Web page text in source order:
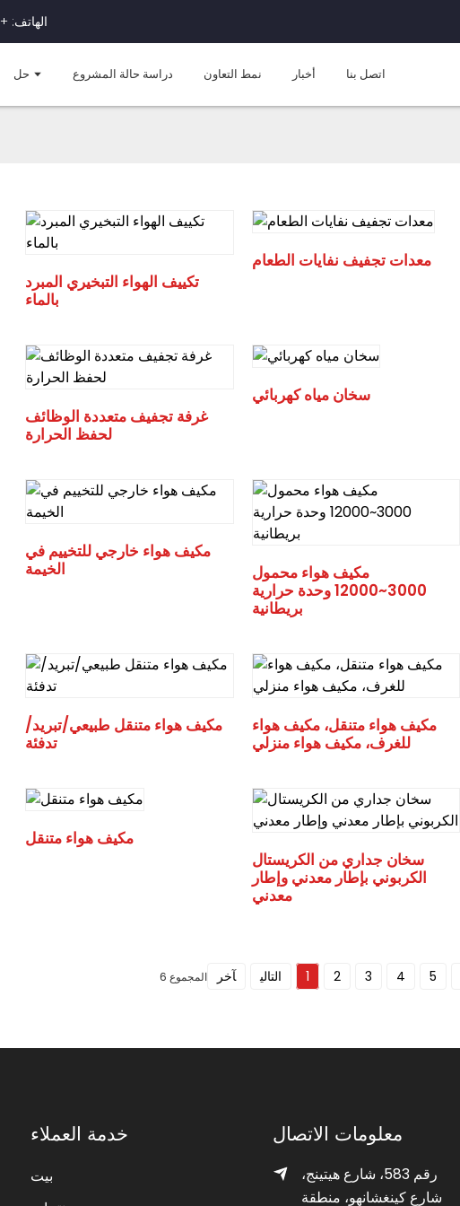
الهاتف: +0571-63785278
حل دراسة حالة المشروع نمط التعاون أخبار اتصل بنا
تكييف الهواء التبخيري المبرد
بالماء
معدات تجفيف نفايات الطعام
غرفة تجفيف متعددة الوظائف
لحفظ الحرارة
سخان مياه كهربائي
مكيف هواء خارجي للتخييم في
الخيمة
مكيف هواء محمول
3000~12000 وحدة حرارية
بريطانية
مكيف هواء متنقل طبيعي/تبريد/
تدفئة
مكيف هواء متنقل، مكيف هواء
للغرف، مكيف هواء منزلي
مكيف هواء متنقل
سخان جداري من الكريستال
الكربوني بإطار معدني وإطار
معدني
1 2 3 4 5 التالي آخر المجموع 6
خدمة العملاء
بيت
معلومات الاتصال
رقم 583، شارع هيتينج،
شارع كينغشانهو، منطقة